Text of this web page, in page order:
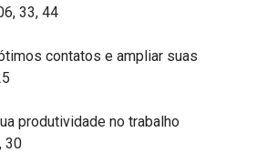
33, 44
contatos e ampliar suas
produtividade no trabalho
30